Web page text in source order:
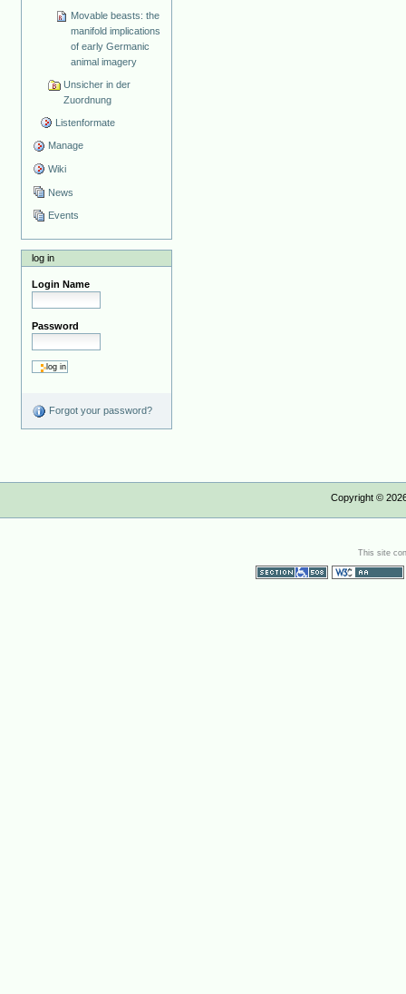
Movable beasts: the
manifold implications
of early Germanic
animal imagery
Unsicher in der
Zuordnung
Listenformate
Manage
Wiki
News
Events
log in
Login Name
Password
Forgot your password?
Copyright ©
This site